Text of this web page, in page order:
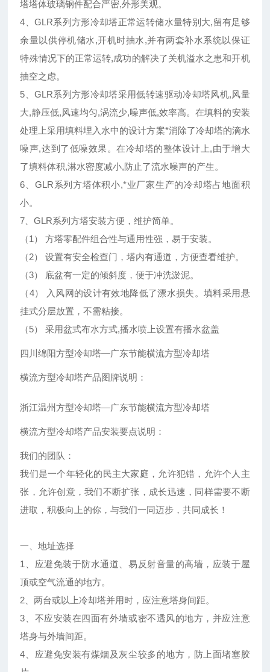
塔塔体玻璃钢件配合严密,外形美观。
4、GLR系列方形冷却塔正常运转储水量特别大,留有足够
余量以供停机储水,开机时抽水,并有两套补水系统以保证
特殊情况下的正常运转,成功的解决了关机溢水之患和开机
抽空之虑。
5、GLR系列方形冷却塔采用低转速驱动冷却塔风机,风量
大,静压低,风速均匀,涡流少,噪声低,效率高。在填料的安装
处理上采用填料埋入水中的设计方案*消除了冷却塔的滴水
噪声,达到了低噪效果。在冷却塔的整体设计上,由于增大
了填料体积,淋水密度减小,防止了流水噪声的产生。
6、GLR系列方塔体积小,*业厂家生产的冷却塔占地面积
小。
7、GLR系列方塔安装方便，维护简单。
（1） 方塔零配件组合性与通用性强，易于安装。
（2） 设置有安全检查门，塔内有通道，方便查看维护。
（3） 底盆有一定的倾斜度，便于冲洗淤泥。
（4） 入风网的设计有效地降低了漂水损失。填料采用悬
挂式分层放置，不需粘接。
（5） 采用盆式布水方式,播水喷上设置有播水盆盖
四川绵阳方型冷却塔—广东节能横流方型冷却塔
横流方型冷却塔产品图牌说明：
浙江温州方型冷却塔—广东节能横流方型冷却塔
横流方型冷却塔产品安装要点说明：
我们的团队：
我们是一个年轻化的民主大家庭，允许犯错，允许个人主
张，允许创意，我们不断扩张，成长迅速，同样需要不断
进取，积极向上的你，与我们一同迈步，共同成长！
一、地址选择
1、应避免装于防水通道、易反射音量的高墙，应装于屋
顶或空气流通的地方。
2、两台或以上冷却塔并用时，应注意塔身间距。
3、不应安装在四面有外墙或密不透风的地方，并应注意
塔身与外墙间距。
4、应避免安装有煤烟及灰尘较多的地方，防上面堵塞胶